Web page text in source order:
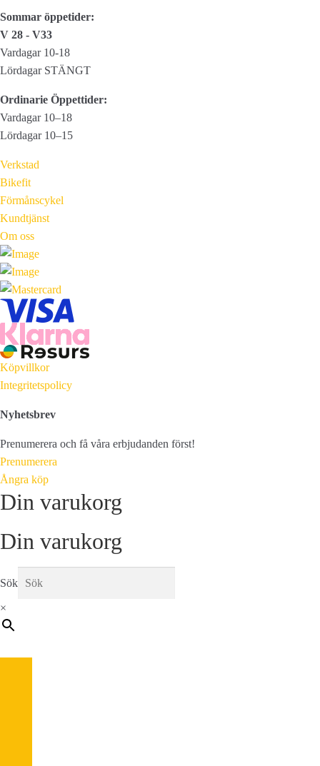
Sommar öppetider:
V 28 - V33
Vardagar 10-18
Lördagar STÄNGT
Ordinarie Öppettider:
Vardagar 10–18
Lördagar 10–15
Verkstad
Bikefit
Förmånscykel
Kundtjänst
Om oss
Köpvillkor
Integritetspolicy
Nyhetsbrev
Prenumerera och få våra erbjudanden först!
Prenumerera
Ångra köp
Din varukorg
Din varukorg
Sök
×